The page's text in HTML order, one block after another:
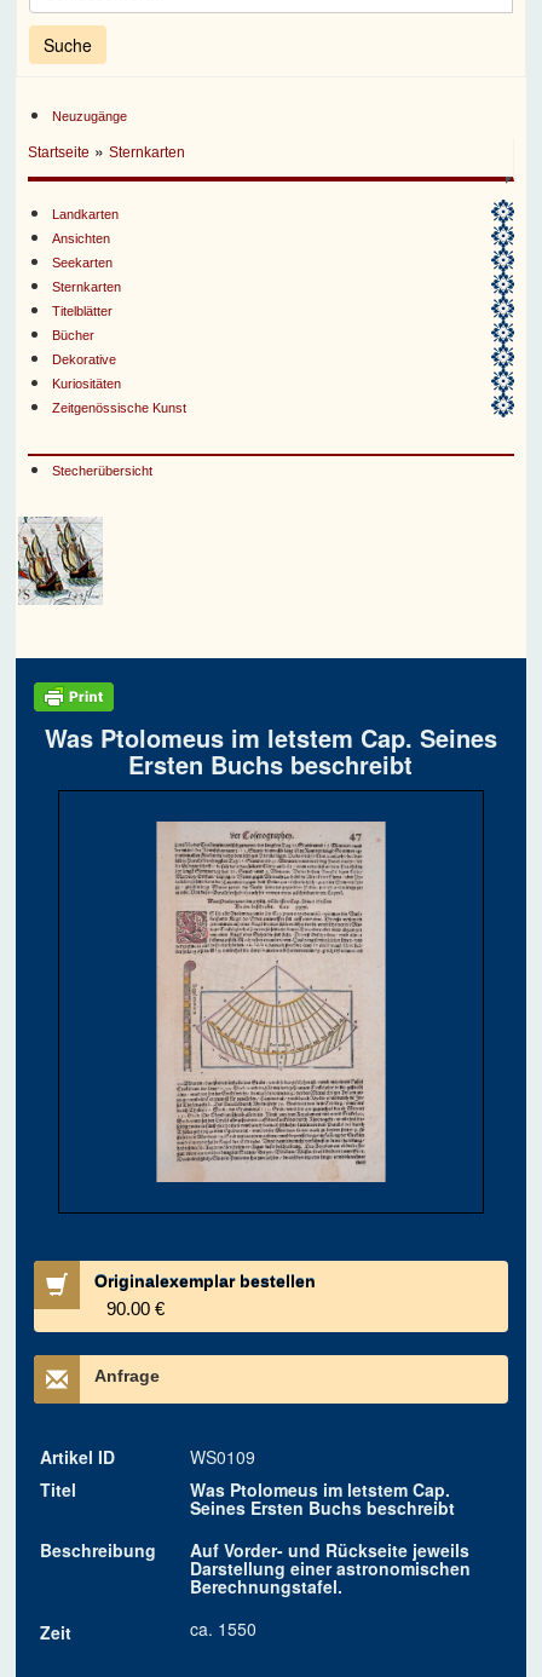
Neuzugänge
Startseite »Sternkarten
Landkarten
Ansichten
Seekarten
Sternkarten
Titelblätter
Bücher
Dekorative
Kuriositäten
Zeitgenössische Kunst
Stecherübersicht
Was Ptolomeus im letstem Cap. Seines
Ersten Buchs beschreibt
Originalexemplar bestellen
90.00 €
Anfrage
Artikel ID
WS0109
Titel
Was Ptolomeus im letstem Cap.
Seines Ersten Buchs beschreibt
Beschreibung
Auf Vorder- und Rückseite jeweils
Darstellung einer astronomischen
Berechnungstafel.
Zeit
ca. 1550